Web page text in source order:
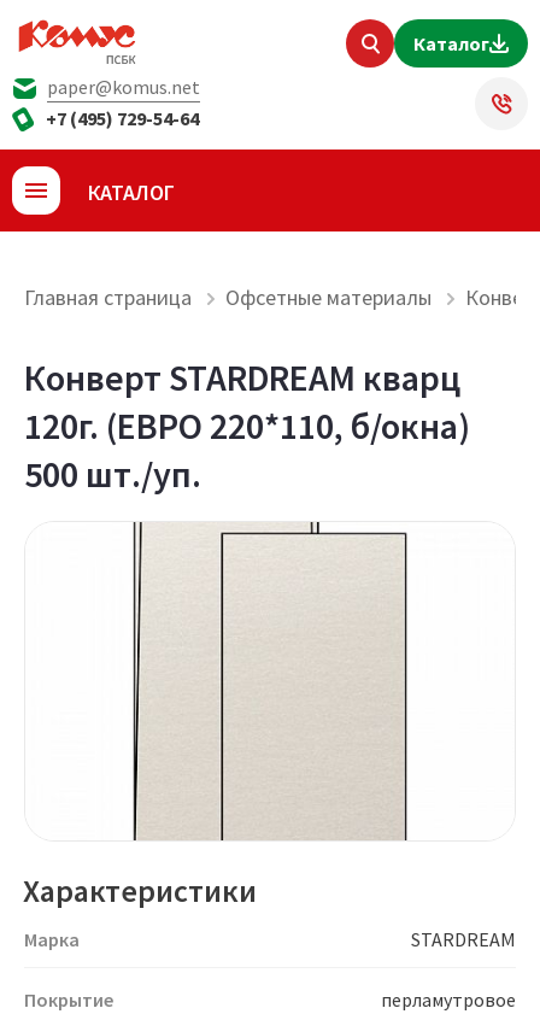
Каталог
paper@komus.net
+7 (495) 729-54-64
КАТАЛОГ
Главная страница Офсетные материалы
Конверт STARDREAM кварц
120г. (ЕВРО 220*110, б/окна)
500 шт./уп.
Характеристики
Марка STARDREAM
Покрытие перламутровое